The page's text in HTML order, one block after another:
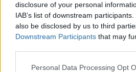
disclosure of your personal
IAB’s list of downstream
also be disclosed by us to third
Downstream Participants that may
Personal Data Processing Opt